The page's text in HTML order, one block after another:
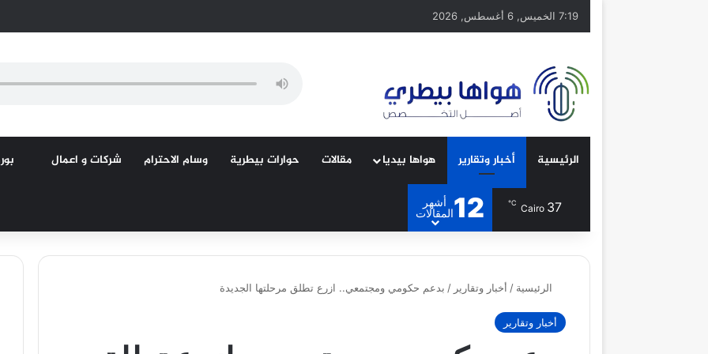
7:19 الخميس, 6 أغسطس, 2026
الرئيسية أخبار وتقارير هواها بيديا مقالات حوارات بيطرية وسام الاحترام شركات و اعمال
Cairo 37
℃
12
أشهر
المقالات
الرئيسية / أخبار وتقارير / بدعم حكومي ومجتمعي.. ازرع تطلق مرحلتها الجديدة
أخبار وتقارير